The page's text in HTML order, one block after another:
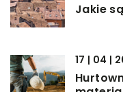
Jakie
17 | 04 |